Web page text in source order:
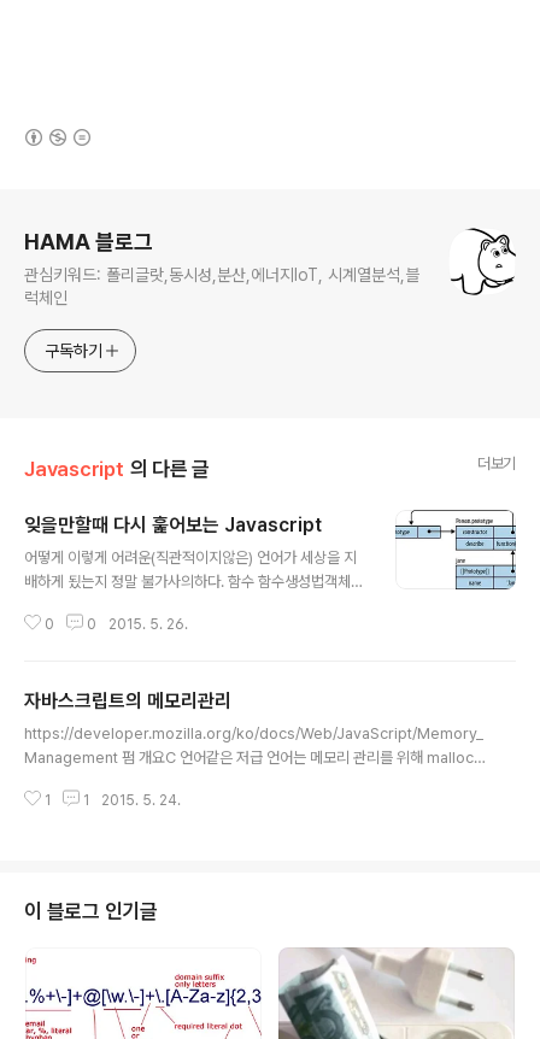
HAMA 블로그
관심키워드: 폴리글랏,동시성,분산,에너지IoT, 시계열분석,블
럭체인
구독하기
Javascript 의 다른 글 더보기
잊을만할때 다시 훑어보는 Javascript
어떻게 이렇게 어려운(직관적이지않은) 언어가 세상을 지
배하게 됬는지 정말 불가사의하다. 함수 함수생성법객체생
his 바인딩 함수 리턴 프로토타입 체이닝실행 컨텍스트스
특정기능을 제공하고 결과값을 얻는 행위 only VS자바스
크립트에서의 함수는 위에것 + 모듈화 처리 + 클로저 +
객체생성등등 JS의 근간이 되는 많은 기능이 추가되어있
에 대한 기존 프레임에서 알을 깨고 나오는것” 그리고 this
0 0 2015. 5. 26.
자바스크립트의 메모리관리
https://developer.mozilla.org/ko/docs/Web/JavaScript/Memory_
Management 펌 개요C 언어같은 저급 언어는 메모리 관리를 위해 malloc()
나 문자열 등) 메모리를 할당하고 쓸모 없어졌을 때 '자동으로' free 한다. '자동
슷하다.필요할때 할당한다.사용한다. (읽기, 쓰기)필요없어지면 해제한다. 첫 번
째 부분과 두 번째 부분은 모든 언어에서 분명..
1 1 2015. 5. 24.
이 블로그 인기글